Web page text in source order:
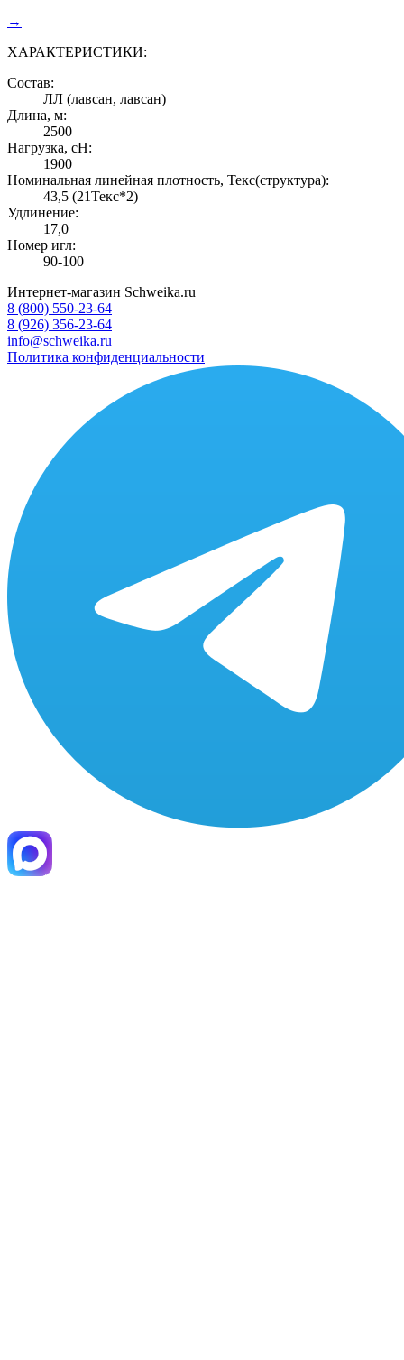
→
ХАРАКТЕРИСТИКИ:
Состав:
ЛЛ (лавсан, лавсан)
Длина, м:
2500
Нагрузка, сН:
1900
Номинальная линейная плотность, Текс(структура):
43,5 (21Текс*2)
Удлинение:
17,0
Номер игл:
90-100
Интернет-магазин Schweika.ru
8 (800) 550-23-64
8 (926) 356-23-64
info@schweika.ru
Политика конфиденциальности